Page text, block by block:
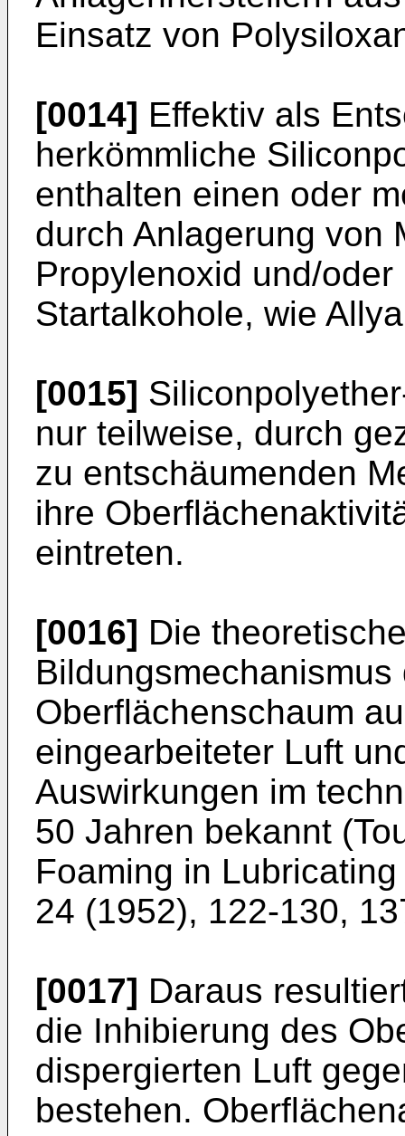
Einsatz von
[0014] Effektiv als
herkömmliche
enthalten einen oder
durch Anlagerung von
Propylenoxid und/
Startalkohole, wie
[0015]
nur teilweise, durch
zu entschäumenden
ihre
eintreten.
[0016] Die
Oberflächenschaum
eingearbeiteter Luft
Auswirkungen im
50 Jahren bekannt
Foaming in
24 (1952), 122-130,
[0017] Daraus
die Inhibierung des
dispergierten Luft
bestehen.